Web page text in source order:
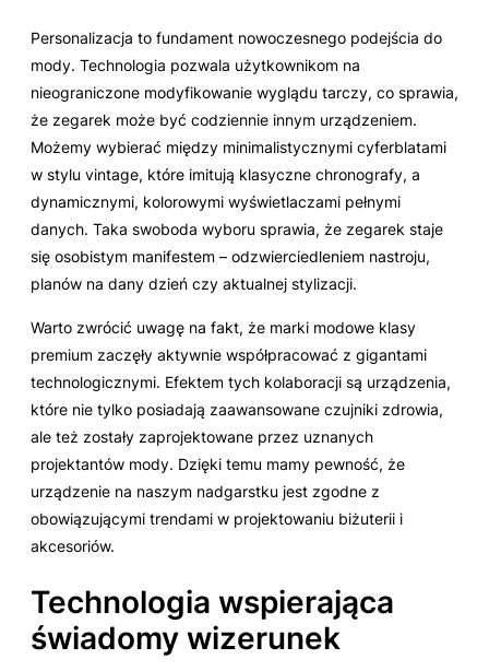
Personalizacja to fundament nowoczesnego podejścia do
mody. Technologia pozwala użytkownikom na
nieograniczone modyfikowanie wyglądu tarczy, co sprawia,
że zegarek może być codziennie innym urządzeniem.
Możemy wybierać między minimalistycznymi cyferblatami
w stylu vintage, które imitują klasyczne chronografy, a
dynamicznymi, kolorowymi wyświetlaczami pełnymi
danych. Taka swoboda wyboru sprawia, że zegarek staje
się osobistym manifestem – odzwierciedleniem nastroju,
planów na dany dzień czy aktualnej stylizacji.
Warto zwrócić uwagę na fakt, że marki modowe klasy
premium zaczęły aktywnie współpracować z gigantami
technologicznymi. Efektem tych kolaboracji są urządzenia,
które nie tylko posiadają zaawansowane czujniki zdrowia,
ale też zostały zaprojektowane przez uznanych
projektantów mody. Dzięki temu mamy pewność, że
urządzenie na naszym nadgarstku jest zgodne z
obowiązującymi trendami w projektowaniu biżuterii i
akcesoriów.
Technologia wspierająca
świadomy wizerunek